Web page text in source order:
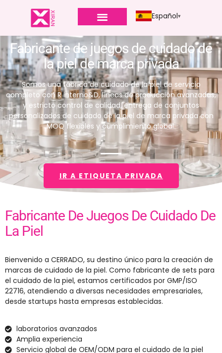
Español
Fabricante de juegos de cuidado de
la piel de marca privada
Somos una fábrica de cuidado de la piel de servicio
completo con R interno&D, líneas de producción avanzadas,
y estricto control de calidad, entrega de conjuntos
personalizados de cuidado de la piel de marca privada con
MOQ flexibles y cumplimiento global.
IR A ETIQUETA PRIVADA
Fabricante De Juegos De Cuidado De
La Piel
Bienvenido a CERRADO, su destino único para la creación de
marcas de cuidado de la piel. Como fabricante de sets para
el cuidado de la piel, estamos certificados por GMP/ISO
22716, atendiendo a diversas necesidades empresariales,
desde startups hasta empresas establecidas.
laboratorios avanzados
Amplia experiencia
Servicio global de OEM/ODM para el cuidado de la piel